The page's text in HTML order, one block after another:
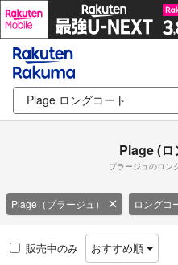
Plage (ロ
プラージュのロン
Plage（プラージュ） ロングコ
販売中のみ おすすめ順